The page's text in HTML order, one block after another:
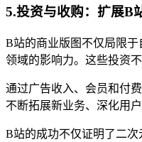
5.投资与收购：扩展B
B站的商业版图不仅局限
领域的影响力。这些投资
通过广告收入、会员和付
不断拓展新业务、深化用
B站的成功不仅证明了二